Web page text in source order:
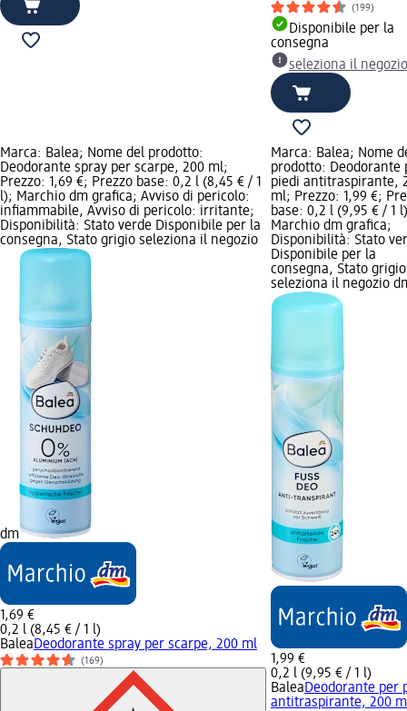
(199)
Disponibile per la
consegna
seleziona il
Marca: Balea; Nome del prodotto:
Deodorante spray per scarpe, 200 ml;
Prezzo: 1,69 €; Prezzo base: 0,2 l (8,45 € / 1
l); Marchio dm grafica; Avviso di pericolo:
infiammabile, Avviso di pericolo: irritante;
Disponibilità: Stato verde Disponibile per la
consegna, Stato grigio seleziona il negozio
dm
1,69 €
0,2 l (8,45 € / 1 l)
BaleaDeodorante spray per scarpe, 200 ml
(169)
Marca: Balea; Nome
prodotto: Deodorante
piedi antitraspirante,
ml; Prezzo: 1,99 €;
base: 0,2 l (9,95 € / 1
Marchio dm grafica;
Disponibilità: Stato
Disponibile per la
consegna, Stato grigio
seleziona il negozio
1,99 €
0,2 l (9,95 € / 1 l)
BaleaDeodorante per
antitraspirante, 200